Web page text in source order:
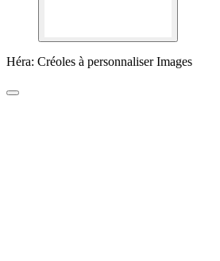
Héra: Créoles à personnaliser Images